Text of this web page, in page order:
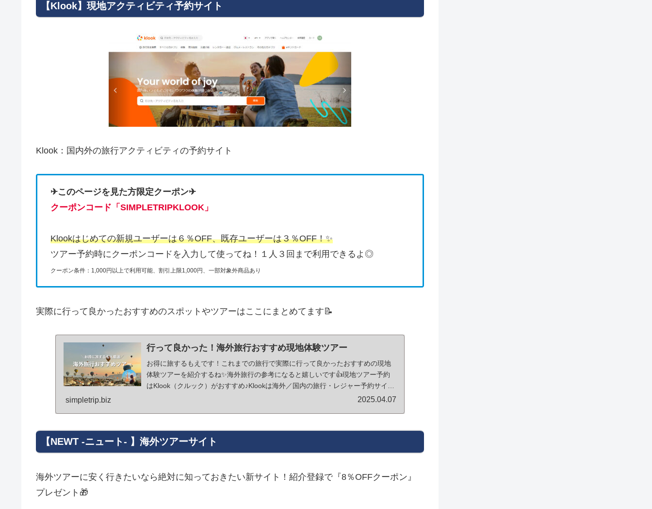
【Klook】現地アクティビティ予約サイト
Klook：国内外の旅行アクティビティの予約サイト
✈このページを見た方限定クーポン✈
クーポンコード「SIMPLETRIPKLOOK」
Klookはじめての新規ユーザーは６％OFF、既存ユーザーは３％OFF！✨
ツアー予約時にクーポンコードを入力して使ってね！１人３回まで利用できるよ◎
クーポン条件：1,000円以上で利用可能、割引上限1,000円、一部対象外商品あり
実際に行って良かったおすすめのスポットやツアーはここにまとめてます📝
行って良かった！海外旅行おすすめ現地体験ツアー
お得に旅するもえです！これまでの旅行で実際に行って良かったおすすめの現地
体験ツアーを紹介するね✨海外旅行の参考になると嬉しいです👍現地ツアー予約
はKlook（クルック）がおすすめ♪Klookは海外／国内の旅行・レジャー予約サイ
simpletrip.biz 2025.04.07
【NEWT -ニュート- 】海外ツアーサイト
海外ツアーに安く行きたいなら絶対に知っておきたい新サイト！紹介登録で『8％OFFクーポン』
プレゼント🎁